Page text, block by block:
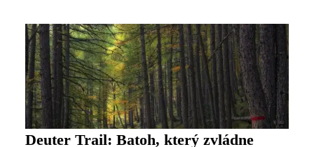
Deuter Trail: Batoh, který zvládne